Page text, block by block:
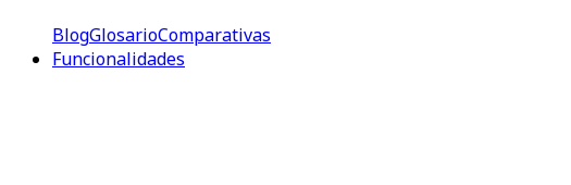
BlogGlosarioComparativas
Funcionalidades